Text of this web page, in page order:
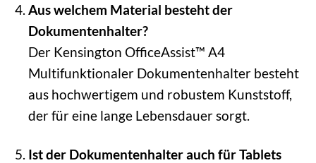
Aus welchem Material besteht der
Dokumentenhalter?
Der Kensington OfficeAssist™ A4
Multifunktionaler Dokumentenhalter besteht
aus hochwertigem und robustem Kunststoff,
der für eine lange Lebensdauer sorgt.
Ist der Dokumentenhalter auch für Tablets